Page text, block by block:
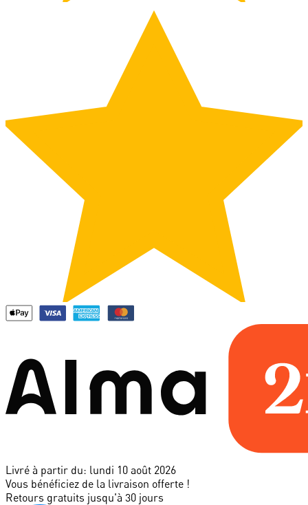
Livré à partir du: lundi 10 août 2026
Vous bénéficiez de la livraison offerte !
Retours gratuits jusqu'à 30 jours